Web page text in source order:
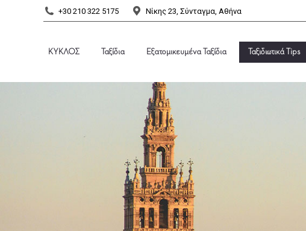
+30 210 322 5175 Νίκης 23, Σύνταγμα, Αθήνα
ΚΥΚΛΟΣ Ταξίδια Εξατομικευμένα Ταξίδια Ταξιδιωτικά Tips